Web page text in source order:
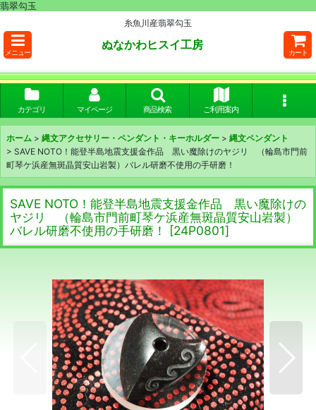
翡翠勾玉
糸魚川産翡翠勾玉
メニュー
ぬなかわヒスイ工房
カート
カテゴリ マイページ 商品検索 ご利用案内
ホーム > 縄文アクセサリー・ペンダント・キーホルダー > 縄文ペンダント
> SAVE NOTO！能登半島地震支援金作品 黒い魔除けのヤジリ （輪島市門前
町琴ケ浜産無斑晶質安山岩製）バレル研磨不使用の手研磨！
SAVE NOTO！能登半島地震支援金作品 黒い魔除けの
ヤジリ （輪島市門前町琴ケ浜産無斑晶質安山岩製）
バレル研磨不使用の手研磨！
[24P0801]